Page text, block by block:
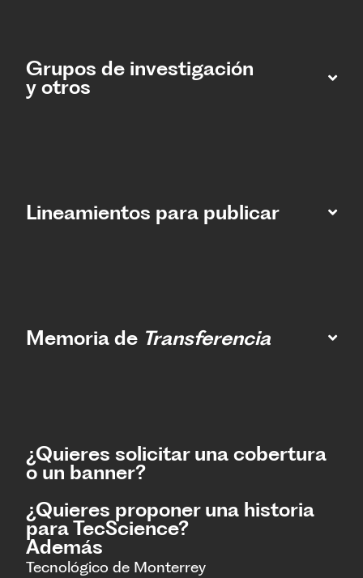
Grupos de investigación
y otros
Lineamientos para publicar
Memoria de Transferencia
¿Quieres solicitar una cobertura
o un banner?
¿Quieres proponer una historia
para TecScience?
Además
Tecnológico de Monterrey